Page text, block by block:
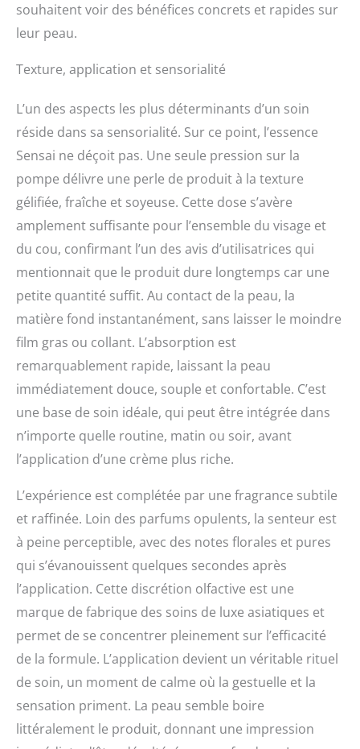
souhaitent voir des bénéfices concrets et rapides sur
leur peau.
Texture, application et sensorialité
L’un des aspects les plus déterminants d’un soin
réside dans sa sensorialité. Sur ce point, l’essence
Sensai ne déçoit pas. Une seule pression sur la
pompe délivre une perle de produit à la texture
gélifiée, fraîche et soyeuse. Cette dose s’avère
amplement suffisante pour l’ensemble du visage et
du cou, confirmant l’un des avis d’utilisatrices qui
mentionnait que le produit dure longtemps car une
petite quantité suffit. Au contact de la peau, la
matière fond instantanément, sans laisser le moindre
film gras ou collant. L’absorption est
remarquablement rapide, laissant la peau
immédiatement douce, souple et confortable. C’est
une base de soin idéale, qui peut être intégrée dans
n’importe quelle routine, matin ou soir, avant
l’application d’une crème plus riche.
L’expérience est complétée par une fragrance subtile
et raffinée. Loin des parfums opulents, la senteur est
à peine perceptible, avec des notes florales et pures
qui s’évanouissent quelques secondes après
l’application. Cette discrétion olfactive est une
marque de fabrique des soins de luxe asiatiques et
permet de se concentrer pleinement sur l’efficacité
de la formule. L’application devient un véritable rituel
de soin, un moment de calme où la gestuelle et la
sensation priment. La peau semble boire
littéralement le produit, donnant une impression